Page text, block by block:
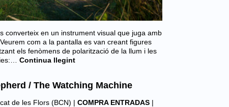
converteix en un instrument visual que juga amb
com a la pantalla es van creant figures
els fenòmens de polarització de la llum i les
Continua llegint
/ The Watching Machine
de les Flors (BCN) | COMPRA ENTRADAS |